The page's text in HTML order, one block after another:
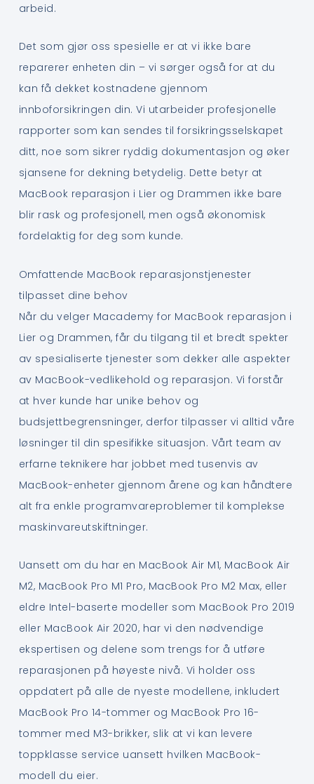
arbeid.
Det som gjør oss spesielle er at vi ikke bare
reparerer enheten din – vi sørger også for at du
kan få dekket kostnadene gjennom
innboforsikringen din. Vi utarbeider profesjonelle
rapporter som kan sendes til forsikringsselskapet
ditt, noe som sikrer ryddig dokumentasjon og øker
sjansene for dekning betydelig. Dette betyr at
MacBook reparasjon i Lier og Drammen ikke bare
blir rask og profesjonell, men også økonomisk
fordelaktig for deg som kunde.
Omfattende MacBook reparasjonstjenester
tilpasset dine behov
Når du velger Macademy for MacBook reparasjon i
Lier og Drammen, får du tilgang til et bredt spekter
av spesialiserte tjenester som dekker alle aspekter
av MacBook-vedlikehold og reparasjon. Vi forstår
at hver kunde har unike behov og
budsjettbegrensninger, derfor tilpasser vi alltid våre
løsninger til din spesifikke situasjon. Vårt team av
erfarne teknikere har jobbet med tusenvis av
MacBook-enheter gjennom årene og kan håndtere
alt fra enkle programvareproblemer til komplekse
maskinvareutskiftninger.
Uansett om du har en MacBook Air M1, MacBook Air
M2, MacBook Pro M1 Pro, MacBook Pro M2 Max, eller
eldre Intel-baserte modeller som MacBook Pro 2019
eller MacBook Air 2020, har vi den nødvendige
ekspertisen og delene som trengs for å utføre
reparasjonen på høyeste nivå. Vi holder oss
oppdatert på alle de nyeste modellene, inkludert
MacBook Pro 14-tommer og MacBook Pro 16-
tommer med M3-brikker, slik at vi kan levere
toppklasse service uansett hvilken MacBook-
modell du eier.